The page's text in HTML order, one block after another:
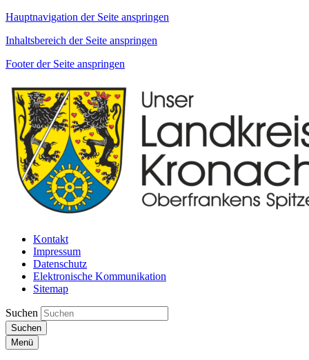
Hauptnavigation der Seite anspringen
Inhaltsbereich der Seite anspringen
Footer der Seite anspringen
Kontakt
Impressum
Datenschutz
Elektronische Kommunikation
Sitemap
Suchen
Suchen
Menü